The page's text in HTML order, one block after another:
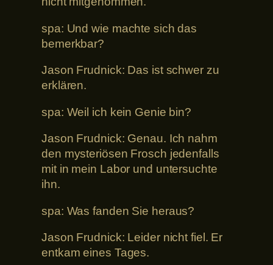
spa: Und wie machte sich das
bemerkbar?
Jason Frudnick: Das ist schwer zu
erklären.
spa: Weil ich kein Genie bin?
Jason Frudnick: Genau. Ich nahm
den mysteriösen Frosch jedenfalls
mit in mein Labor und untersuchte
ihn.
spa: Was fanden Sie heraus?
Jason Frudnick: Leider nicht fiel. Er
entkam eines Tages.